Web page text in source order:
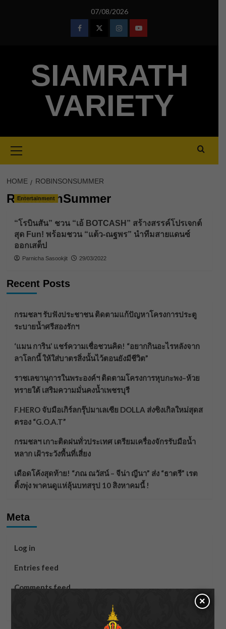
07/08/2026
FacebookTwitterInstagramYoutube
SIAMRATH
VARIETY
Menu
HOME ROBINSONSUMMER
RobinsonSummer
Entertainment
“โรบินสัน” ชวน “เอ้ BOTCASH” สร้างสรรค์โปรเจกต์
สุด Fun! พร้อมชวน “แต้ว-ณฐพร” นำทีมสายแดนซ์
ออกเสต็ป
Parnicha Sasookjit 29/03/2022
Recent Posts
กรมชลฯ รับฟังประชาชน ติดตามแก้ปัญหาโครงการประตู
ระบายน้ำศรีสองรักฯ
‘แมน การิน’ แชร์ความเชื่อชวนคิด! “อยากกินอะไรหลังจาก
ลาโลกนี้ ให้ใส่บาตรสิ่งนั้นไว้ตอนยังมีชีวิต”
ราชเลขานุการในพระองค์ฯ ติดตามโครงการหุบกะพง–ห้วย
ทรายใต้ เสริมความมั่นคงน้ำเพชรบุรี
F.HERO จับมือเกิร์ลกรุ๊ปมาเลเซีย DOLLA ส่งซิงเกิลใหม่สุดส
ตรอง “G.O.A.T”
กรมชลฯ เกาะติดฝนทั่วประเทศ เตรียมเครื่องจักรรับมือน้ำ
หลาก เฝ้าระวังพื้นที่เสี่ยง
เดือดโค้งสุดท้าย! “ภณ ณวัสน์ – จีน่า ญีนา” ส่ง “ธาตรี” เรต
ติ้งพุ่ง พาคนดูแห่ลุ้นบทสรุป 10 สิงหาคมนี้ !
Meta
Log in
Entries feed
Comments feed
×